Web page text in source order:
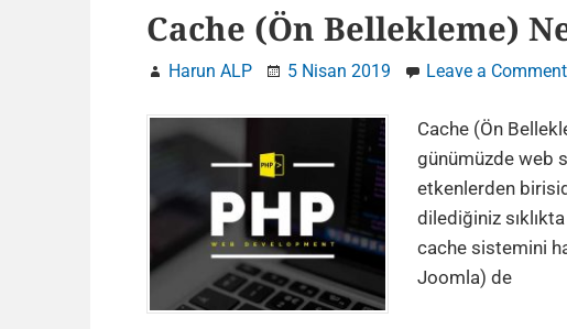
Cache (Ön Bellekleme)
Harun ALP 5 Nisan 2019 Leave a Comment
Cache (Ön
günümüzde web
etkenlerden
dilediğiniz
cache sistemini
Joomla) de